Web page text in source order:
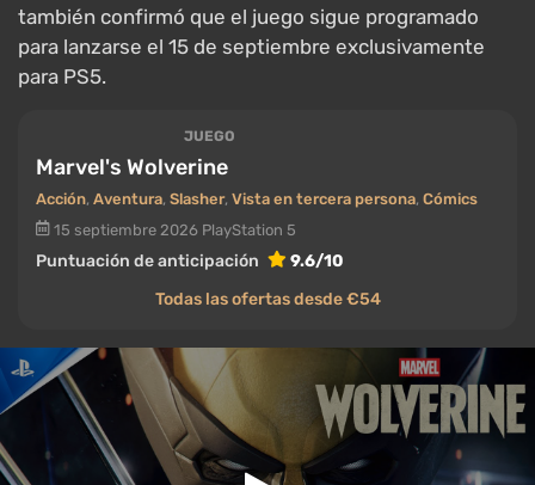
también confirmó que el juego sigue programado
para lanzarse el 15 de septiembre exclusivamente
para PS5.
JUEGO
Marvel's Wolverine
Acción, Aventura, Slasher, Vista en tercera persona, Cómics
15 septiembre 2026 PlayStation 5
Puntuación de anticipación
9.6/10
Todas las ofertas desde €54